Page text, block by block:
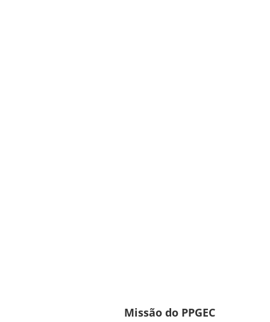
Missão do PPGEC